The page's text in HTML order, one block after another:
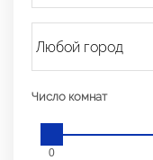
Число комнат
0